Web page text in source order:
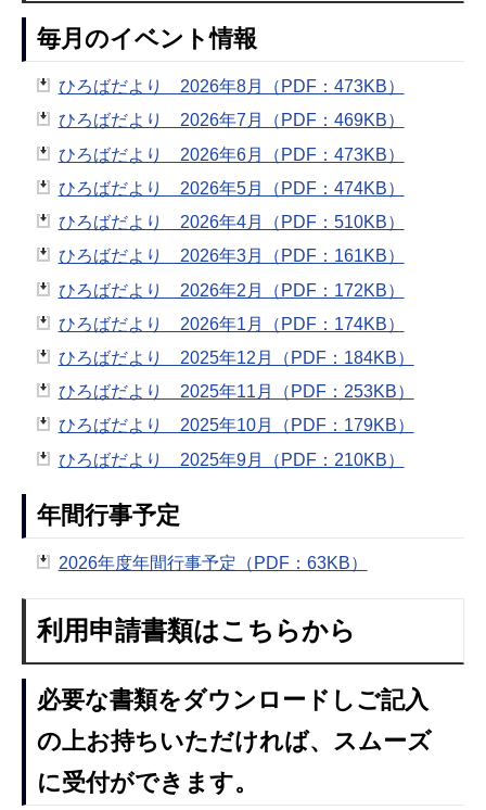
毎月のイベント情報
ひろばだより 2026年8月（PDF：473KB）
ひろばだより 2026年7月（PDF：469KB）
ひろばだより 2026年6月（PDF：473KB）
ひろばだより 2026年5月（PDF：474KB）
ひろばだより 2026年4月（PDF：510KB）
ひろばだより 2026年3月（PDF：161KB）
ひろばだより 2026年2月（PDF：172KB）
ひろばだより 2026年1月（PDF：174KB）
ひろばだより 2025年12月（PDF：184KB）
ひろばだより 2025年11月（PDF：253KB）
ひろばだより 2025年10月（PDF：179KB）
ひろばだより 2025年9月（PDF：210KB）
年間行事予定
2026年度年間行事予定（PDF：63KB）
利用申請書類はこちらから
必要な書類をダウンロードしご記入
の上お持ちいただければ、スムーズ
に受付ができます。